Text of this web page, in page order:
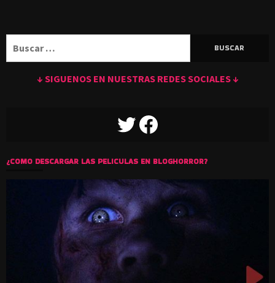
↓ SIGUENOS EN NUESTRAS REDES SOCIALES ↓
TWITTERFACEBOOK
¿COMO DESCARGAR LAS PELICULAS EN BLOGHORROR?